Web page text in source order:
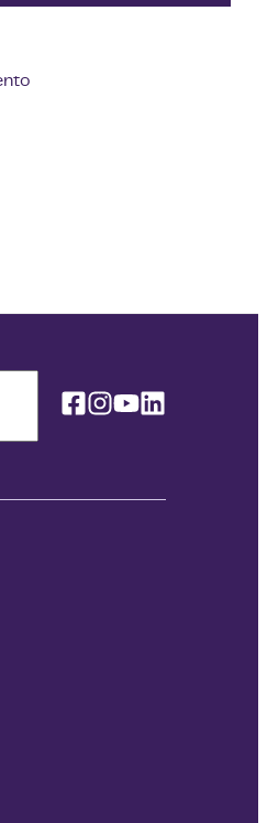
/ Language
Facebook
Instagram
YoutubeLinkedin